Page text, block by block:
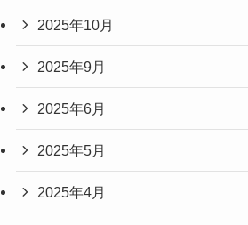
2025年10月
2025年9月
2025年6月
2025年5月
2025年4月